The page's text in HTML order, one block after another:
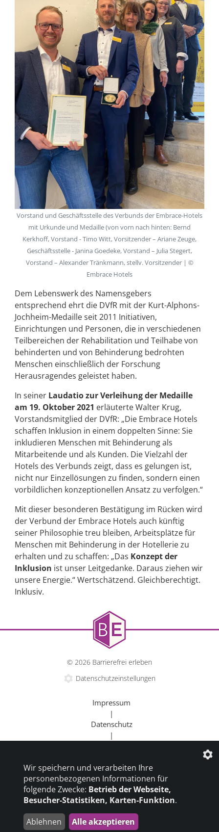
Dem Lebenswerk des Namensgebers
entsprechend ehrt die DVfR mit der Kurt-Alphons-
Jochheim-Medaille seit 2011 Initiativen,
Einrichtungen und Personen, die in verschiedenen
Teilbereichen der Rehabilitation und Teilhabe von
behinderten und von Behinderung bedrohten
Menschen einschließlich der Forschung
Herausragendes geleistet haben.
In seiner Laudatio zur Verleihung der Medaille
am 19. Oktober 2021 erläuterte Walter Krug,
Vorstandsmitglied der DVfR: „Die Embrace Hotels
schaffen Inklusion in einem doppelten Sinne: Sie
inkludieren Menschen mit Behinderung als
Mitarbeitende und als Kunden. Die Vielzahl der
Hotels des Verbunds zeigt, dass es gelungen ist,
nicht nur Einzellösungen zu finden, sondern einen
vorbildlichen konzeptionellen Ansatz zu verfolgen.“
Mit dieser besonderen Bestätigung im Rücken wird
der Verbund der Embrace Hotels auch künftig
seiner Philosophie treu bleiben, Arbeitsplätze für
Menschen mit Behinderung in der Hotellerie zu
erhalten und zu schaffen: „Das Konzept der
Inklusion ist unser Leitgedanke. Daraus ziehen wir
unsere Energie.“ Wertschätzend. Gleichberechtigt.
Inklusiv.
Vorstand und Geschäftsstelle des Verbunds der Embrace-Hotels
mit Urkunde und Medaille (von vorn nach hinten: Bernd
Kerkhoff, Vorstand - Timo Witt, Vorsitzender – Ariane Zeuge,
Geschäftsstelle - Janina Goedeke, Vorstand – Julia Stegert,
Vorstand – Alexander Tränkmann, stellv. Vorsitzender | ©
Embrace Hotels
© 2026 Barrierefrei erleben
Datenschutzeinstellungen
Impressum
|
Datenschutz
|
Beratung
|
Goldener Rollstuhl
|
Wir speichern und verarbeiten Ihre
personenbezogenen Informationen für
folgende Zwecke: Betrieb der Webseite,
Besucher-Statistiken, Karten-Funktion.
Ablehnen
Alle akzeptieren